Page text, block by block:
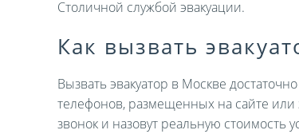
Столичной службой эвакуации.
Как вызвать
Вызвать эвакуатор в Москве
телефонов, размещенных на сайте или
звонок и назовут реальную стоимость